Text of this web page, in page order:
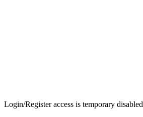
Login/Register access is temporary disabled